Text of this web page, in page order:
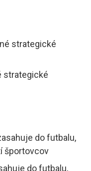
strategické
do futbalu,